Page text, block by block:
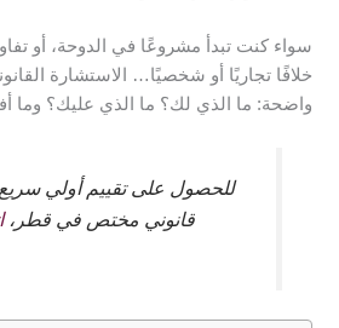
سواء كنت تبدأ مشروعًا في الدوحة، أو
خلافًا تجاريًا أو شخصيًا… الاستشارة
واضحة: ما الذي لك؟ ما الذي عليك؟ وما
للحصول على تقييم أولي
قانوني مختص في قطر،